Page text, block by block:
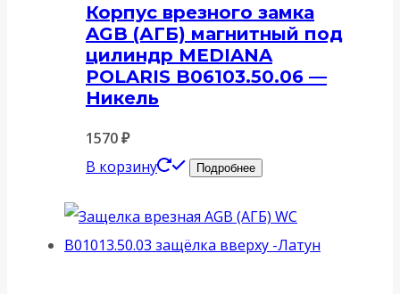
Корпус врезного замка
AGB (АГБ) магнитный под
цилиндр MEDIANA
POLARIS B06103.50.06 —
Никель
1570₽
В корзину
Подробнее